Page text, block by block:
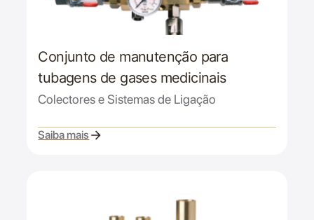
Conjunto de manutenção para
tubagens de gases medicinais
Colectores e Sistemas de Ligação
Saiba mais